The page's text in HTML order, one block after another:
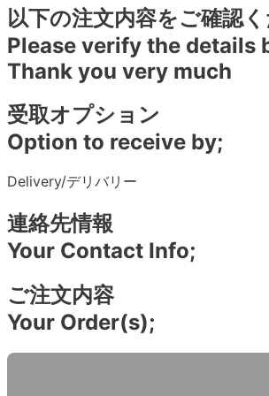
以下の注文内容をご確認
Please verify the details
Thank you very much
受取オプション
Option to receive by;
Delivery/デリバリー
連絡先情報
Your Contact Info;
ご注文内容
Your Order(s);